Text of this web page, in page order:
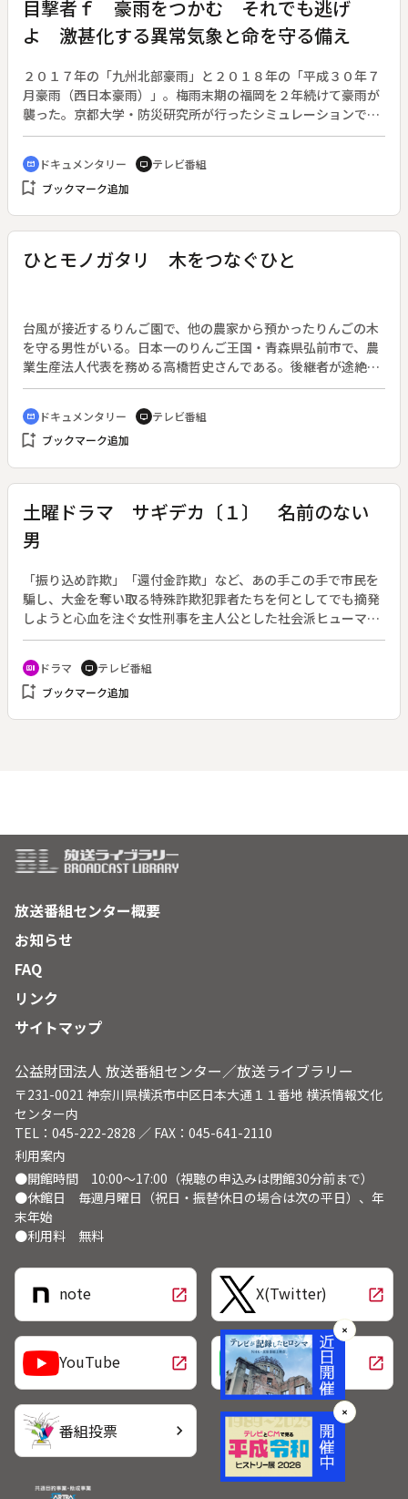
なる。
目撃者ｆ 豪雨をつかむ それでも逃げ
よ 激甚化する異常気象と命を守る備え
２０１７年の「九州北部豪雨」と２０１８年の「平成３０年７
月豪雨（西日本豪雨）」。梅雨末期の福岡を２年続けて豪雨が
襲った。京都大学・防災研究所が行ったシミュレーションで
は、２１世紀末には地球温暖化の影響で九州北部豪雨のような
線状降水帯による豪雨の頻度が増加し、さらに西日本豪雨級の
水蒸気の流入が珍しくなくなるという結果が出ている。茨城県
つくば市の防災科学技術研究所などは、積乱雲の３次元データ
を開発した。これにより雨の量を正確に把握することで、豪雨
を事前に予測し、被害拡大を防ぐことが期待される。それでも
研究者たちは、豪雨から命を守るために「逃げなければならな
cinematic_blur ドキュメンタリー tv テレビ番組
bookmark_add ブックマーク追加
ひとモノガタリ 木をつなぐひと
台風が接近するりんご園で、他の農家から預かったりんごの木
を守る男性がいる。日本一のりんご王国・青森県弘前市で、農
業生産法人代表を務める高橋哲史さんである。後継者が途絶え
た他の農家から、りんごの木を預かり育てる「木をつなぐ」と
いう取り組みを行っている。弘前市では、２０１０年から２０
１５年の５年間で５００を超えるりんご農家が経営を諦め、さ
らに「後継者がいない」と答えた農家の割合が６割を超えた。
られる。りんご農家に生まれ育った高橋さんは、弘前のりんご
産業をつなぐ一助になればと、自身の会社経営が厳しいながら
も、木を大切に思う人々と向き合い、後進の育成にも力を注
ぐ。「木をつなぐ」の取り組みの先に見えてきたのは、守り続
大切な人への思いだった。
cinematic_blur ドキュメンタリー tv テレビ番組
bookmark_add ブックマーク追加
土曜ドラマ サギデカ〔１〕 名前のない
男
「振り込め詐欺」「還付金詐欺」など、あの手この手で市民を
騙し、大金を奪い取る特殊詐欺犯罪者たちを何としてでも摘発
しようと心血を注ぐ女性刑事を主人公とした社会派ヒューマン
ドラマ。作：安達奈緒子。（２０１９年８月３１日～９月２８
日放送、全５回）◆第１回「名前のない男」。今宮夏蓮（木村
文乃）は、がむしゃらかつ綿密な捜査を重ね、犯人をどこまで
も追い詰めていく女性刑事だ。今は振り込め詐欺のアジトを見
recent_actors ドラマ tv テレビ番組
bookmark_add ブックマーク追加
放送番組センター概要
お知らせ
FAQ
リンク
サイトマップ
公益財団法人 放送番組センター／放送ライブラリー
〒231-0021 神奈川県横浜市中区日本大通１１番地 横浜情報文化
センター内
TEL：045-222-2828 ／ FAX：045-641-2110
利用案内
●開館時間 10:00～17:00（視聴の申込みは閉館30分前まで）
●休館日 毎週月曜日（祝日・振替休日の場合は次の平日）、年
末年始
●利用料 無料
note open_in_new X(Twitter) open_in_new
YouTube open_in_new LINE open_in_new
番組投票 chevron_right
✕
✕